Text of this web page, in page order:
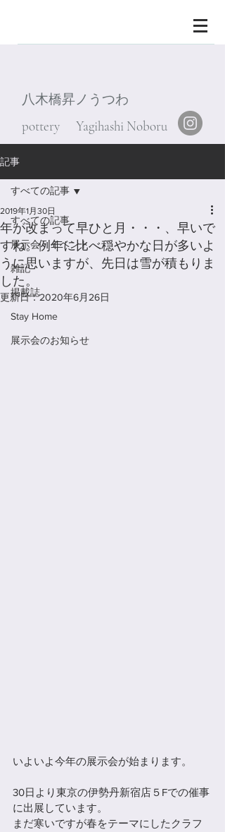
八木橋昇ノうつわ
pottery Yagihashi Noboru
記事
すべての記事
展示会・イベント
雑記
掲載誌
Stay Home
展示会のお知らせ
すべての記事
年が改まって早ひと月・・・、早いで
すね。例年に比べ穏やかな日が多いよ
うに思いますが、先日は雪が積もりま
した。
2019年1月30日
更新日：2020年6月26日
いよいよ今年の展示会が始まります。
30日より東京の伊勢丹新宿店５Fでの催事
に出展しています。
まだ寒いですが春をテーマにしたクラフ